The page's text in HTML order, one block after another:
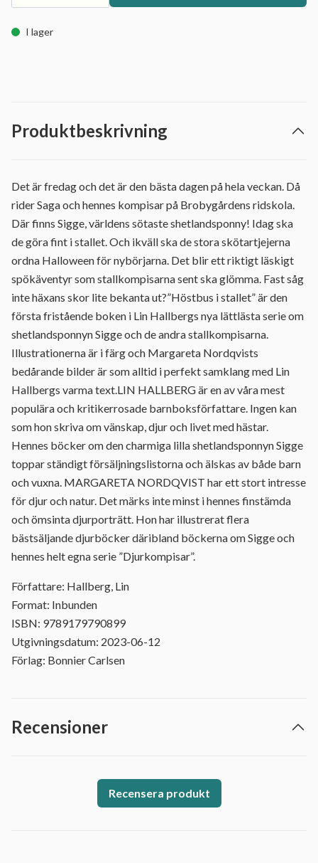
I lager
Produktbeskrivning
Det är fredag och det är den bästa dagen på hela veckan. Då
rider Saga och hennes kompisar på Brobygårdens ridskola.
Där finns Sigge, världens sötaste shetlandsponny! Idag ska
de göra fint i stallet. Och ikväll ska de stora skötartjejerna
ordna Halloween för nybörjarna. Det blir ett riktigt läskigt
spökäventyr som stallkompisarna sent ska glömma. Fast såg
inte häxans skor lite bekanta ut?”Höstbus i stallet” är den
första fristående boken i Lin Hallbergs nya lättlästa serie om
shetlandsponnyn Sigge och de andra stallkompisarna.
Illustrationerna är i färg och Margareta Nordqvists
bedårande bilder är som alltid i perfekt samklang med Lin
Hallbergs varma text.LIN HALLBERG är en av våra mest
populära och kritikerrosade barnboksförfattare. Ingen kan
som hon skriva om vänskap, djur och livet med hästar.
Hennes böcker om den charmiga lilla shetlandsponnyn Sigge
toppar ständigt försäljningslistorna och älskas av både barn
och vuxna. MARGARETA NORDQVIST har ett stort intresse
för djur och natur. Det märks inte minst i hennes finstämda
och ömsinta djurporträtt. Hon har illustrerat flera
bästsäljande djurböcker däribland böckerna om Sigge och
hennes helt egna serie ”Djurkompisar”.
Författare: Hallberg, Lin
Format: Inbunden
ISBN: 9789179790899
Utgivningsdatum: 2023-06-12
Förlag: Bonnier Carlsen
Recensioner
Recensera produkt